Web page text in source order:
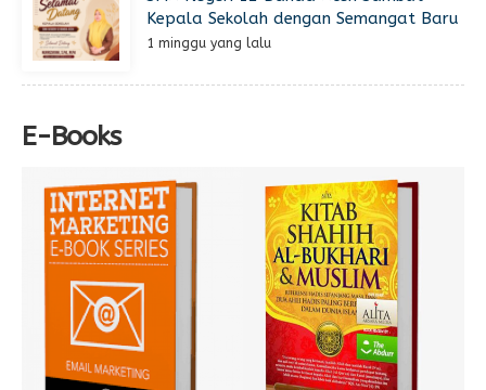
Kepala Sekolah dengan Semangat Baru
1 minggu yang lalu
E-Books